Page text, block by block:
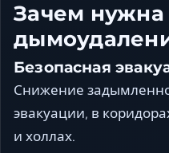
Зачем нужна
Безопасная
Снижение
эвакуации, в
и холлах.